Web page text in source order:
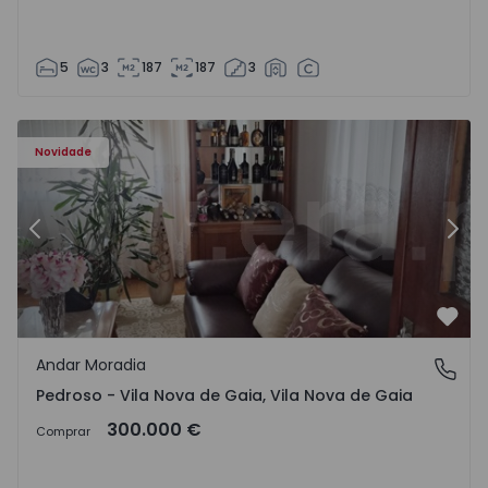
5 3 187 187 3
Novidade
- 1575635 - 12
Andar Moradia T6 Vila Nova de Gaia, Pedroso e Seixezelo
Anterior
Pedroso - Vila Nova de Gaia, Vila Nova de Gaia
Andar Moradia
Pedroso - Vila Nova de Gaia, Vila Nova de Gaia
Comprar 300.000 €